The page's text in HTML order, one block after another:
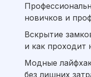
новичков и
Вскрытие
и как проходит
Модные
без лишних